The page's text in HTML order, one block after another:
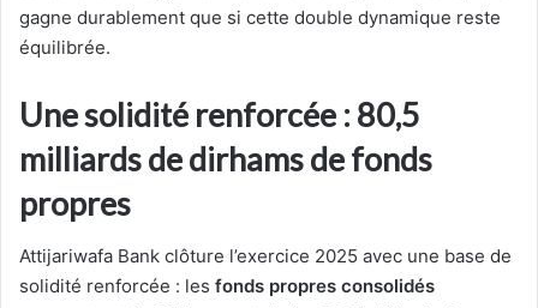
gagne durablement que si cette double dynamique reste
équilibrée.
Une solidité renforcée : 80,5
milliards de dirhams de fonds
propres
Attijariwafa Bank clôture l’exercice 2025 avec une base de
solidité renforcée : les fonds propres consolidés